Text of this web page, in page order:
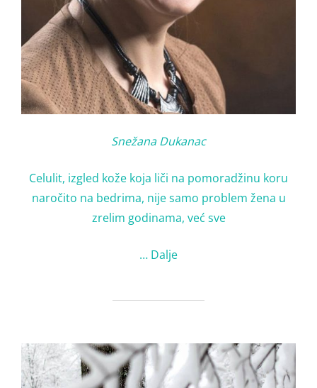
Snežana Dukanac
Celulit, izgled kože koja liči na pomoradžinu koru
naročito na bedrima, nije samo problem žena u
zrelim godinama, već sve
… Dalje